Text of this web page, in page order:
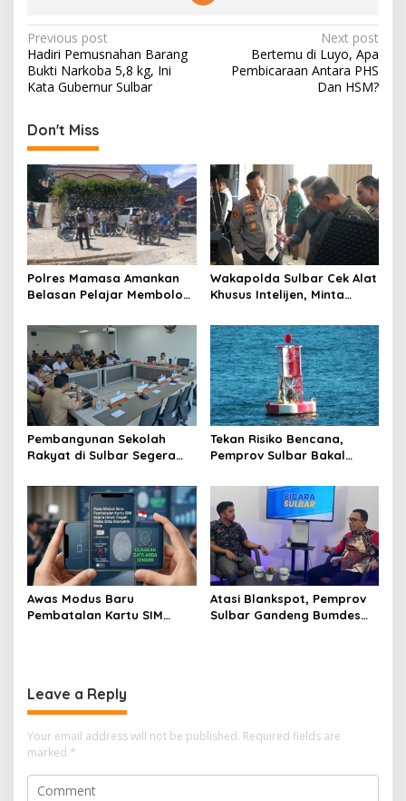
P
o
s
t
n
a
v
i
g
a
t
i
o
n
Previous post
Hadiri Pemusnahan Barang
Bukti Narkoba 5,8 kg, Ini
Kata Gubernur Sulbar
Next post
Bertemu di Luyo, Apa
Pembicaraan Antara PHS
Dan HSM?
Don't Miss
Polres Mamasa Amankan
Belasan Pelajar Membolos
Langsung Diantar Kembali
ke Sekolah
Wakapolda Sulbar Cek Alat
Khusus Intelijen, Minta
Transformasi Digital
Pembangunan Sekolah
Rakyat di Sulbar Segera
Rp550 Juta untuk Dokumen
Lingkungan
Tekan Risiko Bencana,
Pemprov Sulbar Bakal
dari Jepang
Awas Modus Baru
Pembatalan Kartu SIM
Atasi Blankspot, Pemprov
Sulbar Gandeng Bumdes
Leave a Reply
Your email address will not be published. Required fields are
marked *